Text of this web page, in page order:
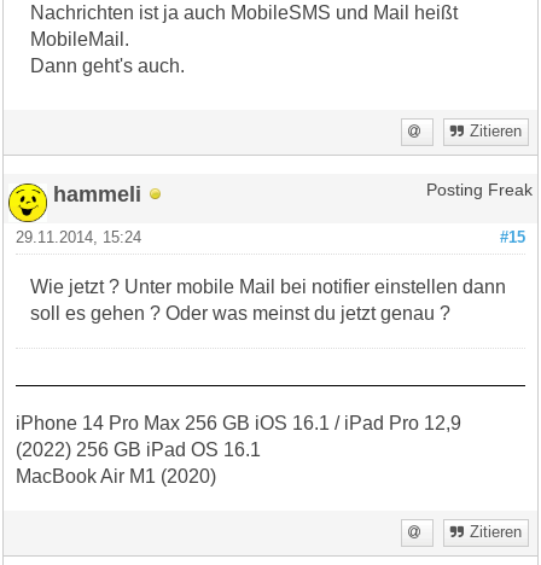
Nachrichten ist ja auch MobileSMS und Mail heißt
MobileMail.
Dann geht's auch.
Zitieren
hammeli Posting Freak
#15
29.11.2014, 15:24
Wie jetzt ? Unter mobile Mail bei notifier einstellen dann
soll es gehen ? Oder was meinst du jetzt genau ?
iPhone 14 Pro Max 256 GB iOS 16.1 / iPad Pro 12,9
(2022) 256 GB iPad OS 16.1
MacBook Air M1 (2020)
Zitieren